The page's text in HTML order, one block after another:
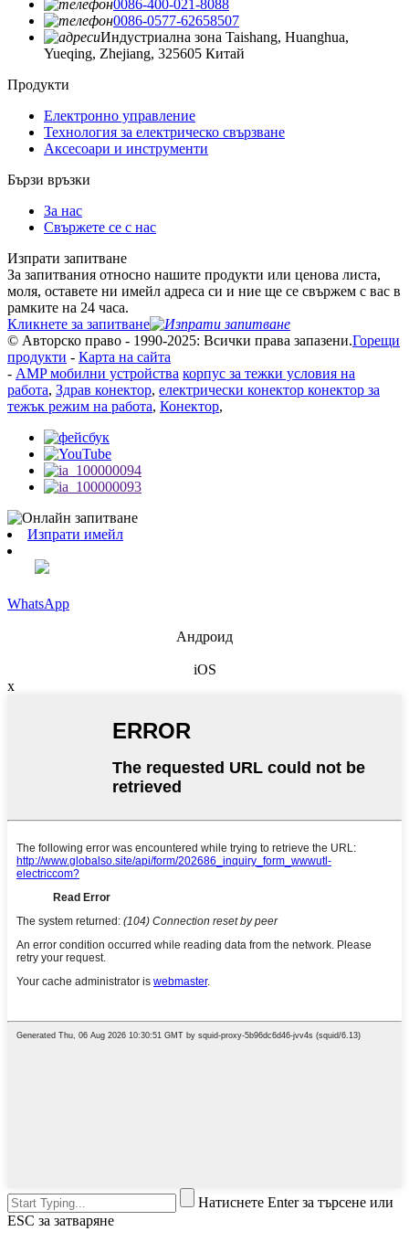
0086-400-021-8088
0086-0577-62658507
Индустриална зона Taishang, Huanghua,
Yueqing, Zhejiang, 325605 Китай
Продукти
Електронно управление
Технология за електрическо свързване
Аксесоари и инструменти
Бързи връзки
За нас
Свържете се с нас
Изпрати запитване
За запитвания относно нашите продукти или ценова листа,
моля, оставете ни имейл адреса си и ние ще се свържем с вас в
рамките на 24 часа.
Кликнете за запитване
© Авторско право - 1990-2025: Всички права запазени.Горещи
продукти - Карта на сайта
- AMP мобилни устройства корпус за тежки условия на
работа, Здрав конектор, електрически конектор конектор за
тежък режим на работа, Конектор,
Изпрати имейл
WhatsApp
Андроид
iOS
x
Натиснете Enter за търсене или
ESC за затваряне